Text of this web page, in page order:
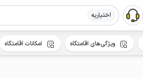
اختیاریه
ویژگی‌های اقامتگاه امکانات اقامتگاه